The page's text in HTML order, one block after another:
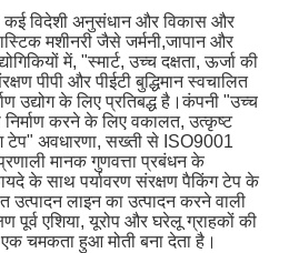
कई विदेशी अनुसंधान और विकास और
मशीनरी जैसे जर्मनी,जापान और
में, "स्मार्ट, उच्च दक्षता, ऊर्जा की
पीपी और पीईटी बुद्धिमान स्वचालित
उद्योग के लिए प्रतिबद्ध है।कंपनी "उच्च
निर्माण करने के लिए वकालत, उत्कृष्ट
टेप" अवधारणा, सख्ती से ISO9001
मानक गुणवत्ता प्रबंधन के
के साथ पर्यावरण संरक्षण पैकिंग टेप के
उत्पादन लाइन का उत्पादन करने वाली
पूर्व एशिया, यूरोप और घरेलू ग्राहकों की
चमकता हुआ मोती बना देता है।